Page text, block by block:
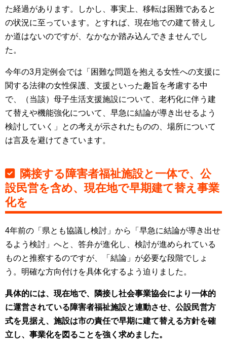
た経過があります。しかし、事実上、移転は困難であると
の状況に至っています。とすれば、現在地での建て替えし
か道はないのですが、なかなか踏み込んできませんでし
た。
今年の3月定例会では「困難な問題を抱える女性への支援に
関する法律の女性保護、支援といった趣旨を考慮する中
で、（当該）母子生活支援施設について、老朽化に伴う建
て替えや機能強化について、早急に結論が導き出せるよう
検討していく」との考えが示されたものの、場所について
は言及を避けてきています。
隣接する障害者福祉施設と一体で、公
設民営を含め、現在地で早期建て替え事業
化を
4年前の「県とも協議し検討」から「早急に結論が導き出せ
るよう検討」へと、答弁が進化し、検討が進められている
ものと推察するのですが、「結論」が必要な段階でしょ
う。明確な方向付けを具体化するよう迫りました。
具体的には、現在地で、隣接し社会事業協会により一体的
に運営されている障害者福祉施設と連動させ、公設民営方
式を見据え、施設は市の責任で早期に建て替える方針を確
立し、事業化を図ることを強く求めました。